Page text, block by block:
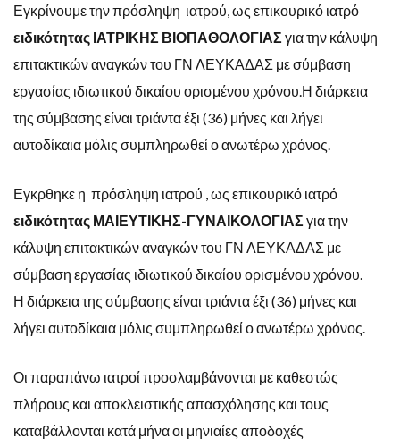
Εγκρίνουμε την πρόσληψη ιατρού, ως επικουρικό ιατρό
ειδικότητας ΙΑΤΡΙΚΗΣ ΒΙΟΠΑΘΟΛΟΓΙΑΣ για την κάλυψη
επιτακτικών αναγκών του ΓΝ ΛΕΥΚΑΔΑΣ με σύμβαση
εργασίας ιδιωτικού δικαίου ορισμένου χρόνου.Η διάρκεια
της σύμβασης είναι τριάντα έξι (36) μήνες και λήγει
αυτοδίκαια μόλις συμπληρωθεί ο ανωτέρω χρόνος.
Εγκρθηκε η πρόσληψη ιατρού , ως επικουρικό ιατρό
ειδικότητας ΜΑΙΕΥΤΙΚΗΣ-ΓΥΝΑΙΚΟΛΟΓΙΑΣ για την
κάλυψη επιτακτικών αναγκών του ΓΝ ΛΕΥΚΑΔΑΣ με
σύμβαση εργασίας ιδιωτικού δικαίου ορισμένου χρόνου.
Η διάρκεια της σύμβασης είναι τριάντα έξι (36) μήνες και
λήγει αυτοδίκαια μόλις συμπληρωθεί ο ανωτέρω χρόνος.
Οι παραπάνω ιατροί προσλαμβάνονται με καθεστώς
πλήρους και αποκλειστικής απασχόλησης και τους
καταβάλλονται κατά μήνα οι μηνιαίες αποδοχές